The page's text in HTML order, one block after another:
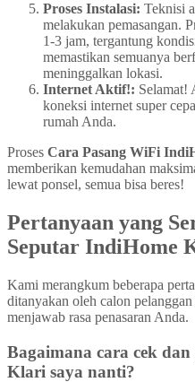
Proses Instalasi: Teknisi
melakukan pemasangan.
1-3 jam, tergantung
memastikan semuanya
meninggalkan lokasi.
Internet Aktif!: Selamat!
koneksi internet super
rumah Anda.
Proses Cara Pasang WiFi
memberikan kemudahan
lewat ponsel, semua bisa beres!
Pertanyaan yang
Seputar IndiHome
Kami merangkum beberapa
ditanyakan oleh calon
menjawab rasa penasaran Anda.
Bagaimana cara cek
Klari saya nanti?